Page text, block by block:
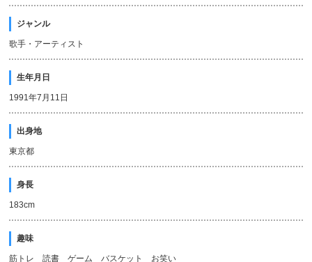
ジャンル
歌手・アーティスト
生年月日
1991年7月11日
出身地
東京都
身長
183cm
趣味
筋トレ 読書 ゲーム バスケット お笑い